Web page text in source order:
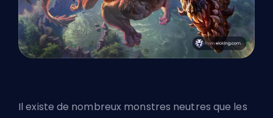
Il existe de nombreux monstres neutres que les